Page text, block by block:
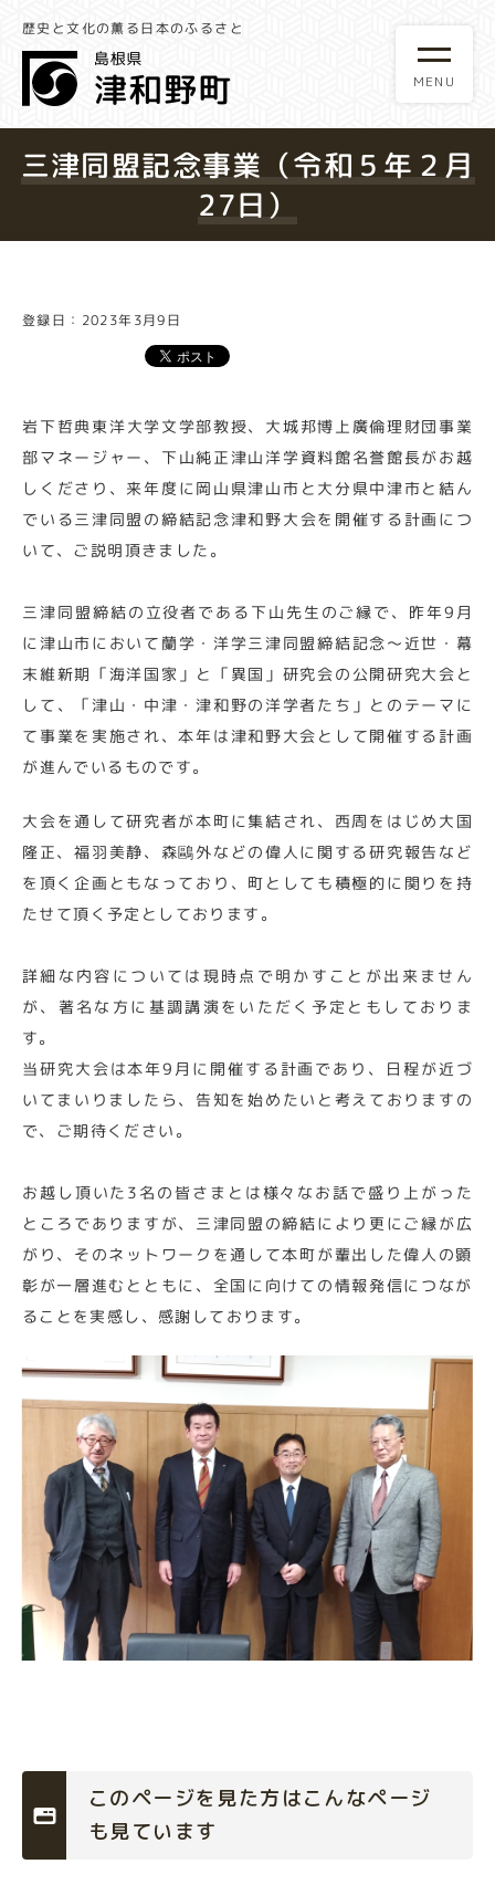
歴史と文化の薫る日本のふるさと
三津同盟記念事業（令和５年２月
27日）
登録日：2023年3月9日
岩下哲典東洋大学文学部教授、大城邦博上廣倫理財団事業
部マネージャー、下山純正津山洋学資料館名誉館長がお越
しくださり、来年度に岡山県津山市と大分県中津市と結ん
でいる三津同盟の締結記念津和野大会を開催する計画につ
いて、ご説明頂きました。
三津同盟締結の立役者である下山先生のご縁で、昨年9月
に津山市において蘭学・洋学三津同盟締結記念～近世・幕
末維新期「海洋国家」と「異国」研究会の公開研究大会と
して、「津山・中津・津和野の洋学者たち」とのテーマに
て事業を実施され、本年は津和野大会として開催する計画
が進んでいるものです。
大会を通して研究者が本町に集結され、西周をはじめ大国
隆正、福羽美静、森鷗外などの偉人に関する研究報告など
を頂く企画ともなっており、町としても積極的に関りを持
たせて頂く予定としております。
詳細な内容については現時点で明かすことが出来ません
が、著名な方に基調講演をいただく予定ともしておりま
す。
当研究大会は本年9月に開催する計画であり、日程が近づ
いてまいりましたら、告知を始めたいと考えておりますの
で、ご期待ください。
お越し頂いた3名の皆さまとは様々なお話で盛り上がった
ところでありますが、三津同盟の締結により更にご縁が広
がり、そのネットワークを通して本町が輩出した偉人の顕
彰が一層進むとともに、全国に向けての情報発信につなが
ることを実感し、感謝しております。
このページを見た方はこんなページ
も見ています